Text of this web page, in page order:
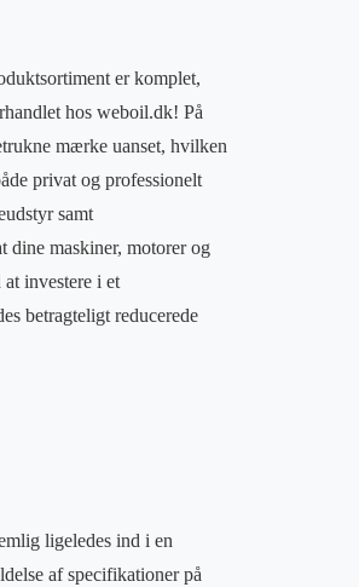
er komplet,
hos weboil.dk! På
mærke uanset, hvilken
privat og professionelt
samt
maskiner, motorer og
investere i et
betragteligt reducerede
ligeledes ind i en
af specifikationer på